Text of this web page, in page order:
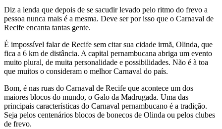
Diz a lenda que depois de se sacudir levado pelo ritmo do frevo a
pessoa nunca mais é a mesma. Deve ser por isso que o Carnaval de
Recife encanta tantas gente.
É impossível falar de Recife sem citar sua cidade irmã, Olinda, que
fica a 6 km de distância. A capital pernambucana abriga um evento
muito plural, de muita personalidade e possibilidades. Não é à toa
que muitos o consideram o melhor Carnaval do país.
Bom, é nas ruas do Carnaval de Recife que acontece um dos
maiores blocos do mundo, o Galo da Madrugada. Uma das
principais características do Carnaval pernambucano é a tradição.
Seja pelos centenários blocos de bonecos de Olinda ou pelos clubes
de frevo.